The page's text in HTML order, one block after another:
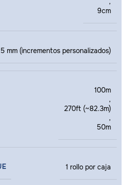
9cm
mm (incrementos personalizados)
100m
,
270ft (~82.3m)
,
50m
1 rollo por caja